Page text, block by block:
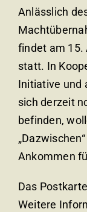
Anlässlich
findet am 15.
statt. In
Initiative und
sich derzeit
befinden,
Ankommen
Das
Weitere